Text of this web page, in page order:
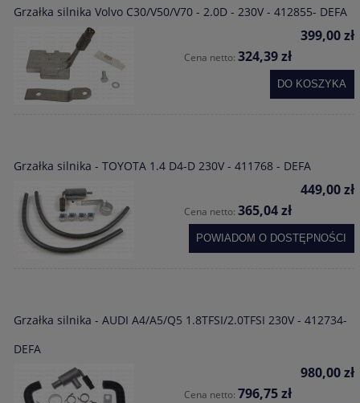
Grzałka silnika Volvo C30/V50/V70 - 2.0D - 230V - 412855- DEFA
399,00 zł
Cena netto: 324,39 zł
DO KOSZYKA
Grzałka silnika - TOYOTA 1.4 D4-D 230V - 411768 - DEFA
449,00 zł
Cena netto: 365,04 zł
POWIADOM O DOSTĘPNOŚCI
Grzałka silnika - AUDI A4/A5/Q5 1.8TFSI/2.0TFSI 230V - 412734-
DEFA
980,00 zł
Cena netto: 796,75 zł